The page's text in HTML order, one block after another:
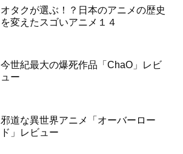
オタクが選ぶ！？日本のアニメの歴史
を変えたスゴいアニメ１４
今世紀最大の爆死作品「ChaO」レビ
ュー
邪道な異世界アニメ「オーバーロー
ド」レビュー